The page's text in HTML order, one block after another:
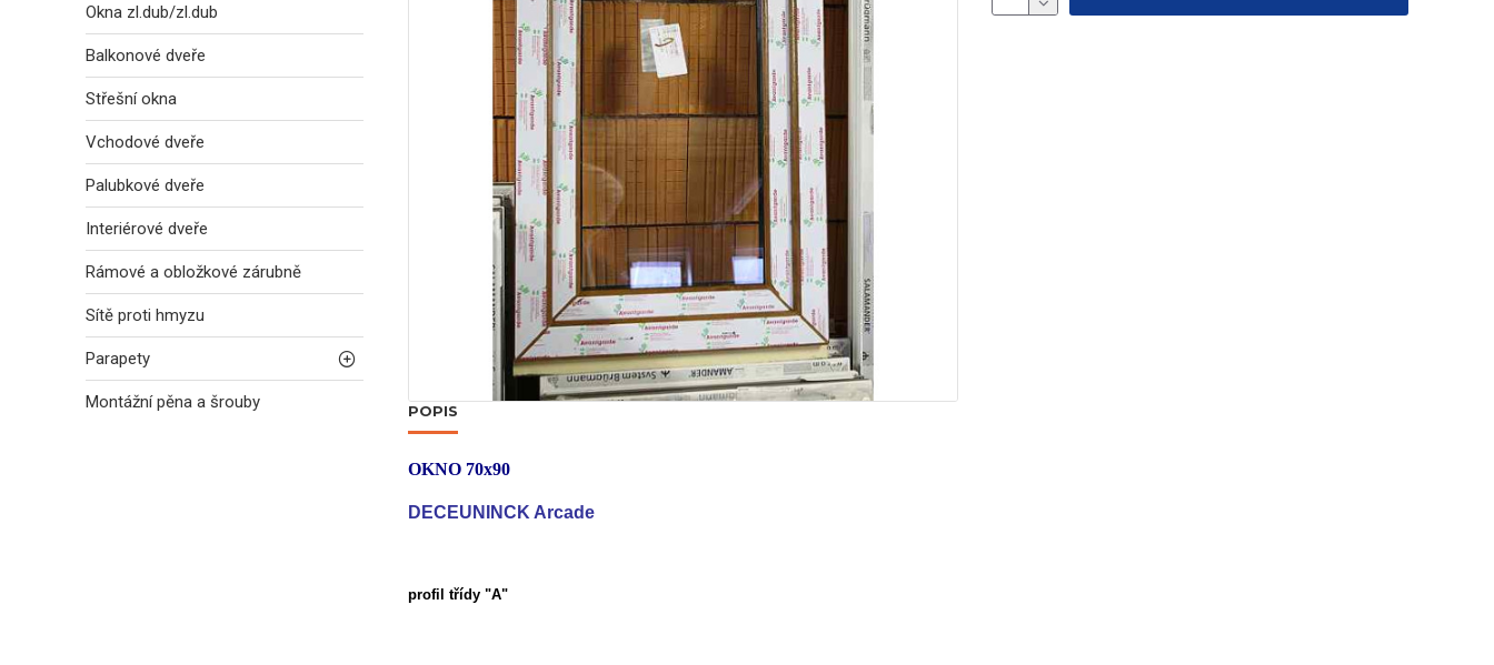
Okna zl.dub/zl.dub
Balkonové dveře
Střešní okna
Vchodové dveře
Palubkové dveře
Interiérové dveře
Rámové a obložkové zárubně
Sítě proti hmyzu
Parapety
Montážní pěna a šrouby POPIS
OKNO 70x90
DECEUNINCK Arcade
profil třídy "A"